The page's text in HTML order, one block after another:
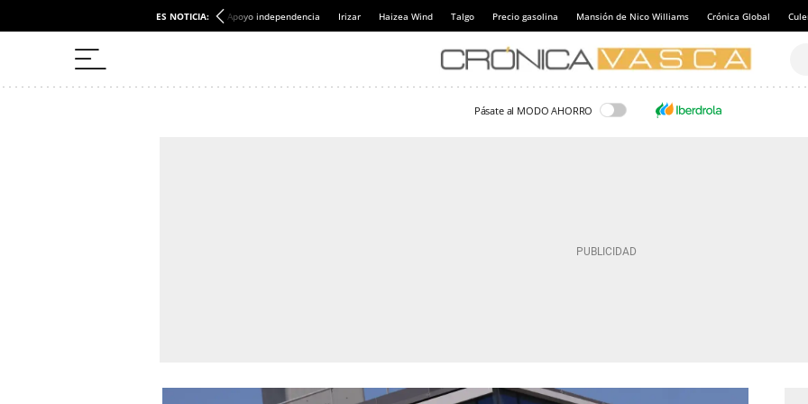
ES NOTICIA: Apoyo independencia Irizar Haizea Wind Talgo Precio gasolina Mansión de Nico Williams Crónica Global
Pásate al MODO AHORRO